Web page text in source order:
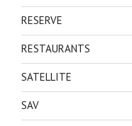
RESERVE
RESTAURANTS
SATELLITE
SAV